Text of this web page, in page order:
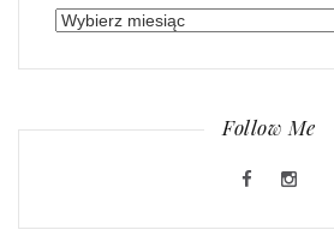
Archiwa
Follow Me